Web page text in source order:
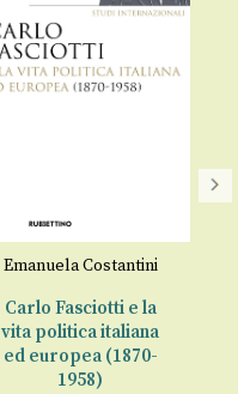
Emanuela Costantini
Carlo Fasciotti e la
vita politica italiana
ed europea (1870-
1958)